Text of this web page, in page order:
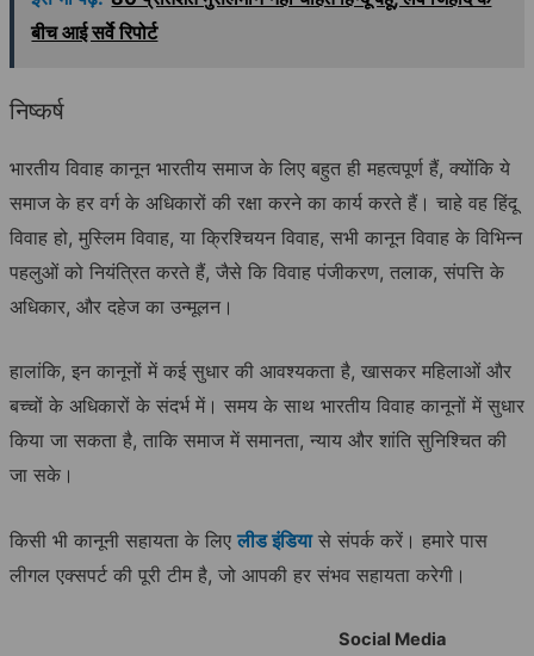
बीच आई सर्वे रिपोर्ट
निष्कर्ष
भारतीय विवाह कानून भारतीय समाज के लिए बहुत ही महत्वपूर्ण हैं, क्योंकि ये
समाज के हर वर्ग के अधिकारों की रक्षा करने का कार्य करते हैं। चाहे वह हिंदू
विवाह हो, मुस्लिम विवाह, या क्रिश्चियन विवाह, सभी कानून विवाह के विभिन्न
पहलुओं को नियंत्रित करते हैं, जैसे कि विवाह पंजीकरण, तलाक, संपत्ति के
अधिकार, और दहेज का उन्मूलन।
हालांकि, इन कानूनों में कई सुधार की आवश्यकता है, खासकर महिलाओं और
बच्चों के अधिकारों के संदर्भ में। समय के साथ भारतीय विवाह कानूनों में सुधार
किया जा सकता है, ताकि समाज में समानता, न्याय और शांति सुनिश्चित की
जा सके।
किसी भी कानूनी सहायता के लिएलीड इंडियासे संपर्क करें। हमारे पास
लीगल एक्सपर्ट की पूरी टीम है, जो आपकी हर संभव सहायता करेगी।
Social Media